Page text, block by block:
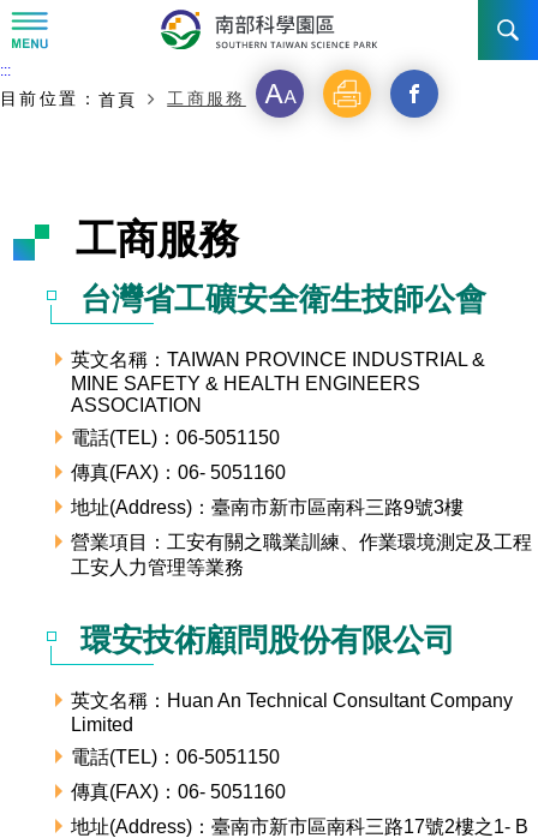
訊息公告
新聞資料專區
招標資訊
園區電子看板專區
發展沿革
局長電子信箱
組織法
組織架構
組織職掌
管理局位置
施政主軸
年度工作展望
國家科學及技術委員會重大政策
廉政園地
工作職掌與聯絡管道
廉政反貪、防貪專區
廉政資訊
公職人員及關係人補助交易身分關係公開專區
機關採購廉政平臺
獲獎記錄
檔案應用專區
檔案應用服務須知
檔案應用及宣導活動
檔案教育訓練及標竿學習
WebMail(新)
認識園區
臺南園區
競爭優勢
土地規劃
水電供應
園區土地廠房宿舍出租資訊
園區資源再生中心
污水處理廠
簡介
競爭優勢
土地規劃
水電供應
園區土地廠房宿舍出租資訊
污水處理廠
橋頭園區
競爭優勢
土地規劃
水電供應
園區土地廠房宿舍出租資訊
污水處理廠
新設園區
交通資訊
機構及廠商名錄
廠商名錄
園區公會資訊
研究機構
育成中心
文化藝術
公共藝術
考古遺址
南科新港堂
園區生活
生活服務
園區宿舍簡介
創新創業
南科AI_ROBOT自造基地
永續園區
工商服務
申請流程及表單
入區申辦流程
申辦案件處理時限
投資業務
工商業務
通關業務
工安管理
環保管理
相關費用
園區事業管理費
土地及廠房租賃
宿舍租金費用
污水費
廢棄物清除處理費
科學園區廠商服務網
園區課程及獎補助計畫
園區培訓課程
科學園區人才培育補助計畫
新興科技應用計畫
敦親睦鄰經費補助
園區參訪申請
性平專區
園區廠商採購資訊
主要內容開始
:::
目前位置： 首頁 工商服務 字 列 另
視
_
工商服務
台灣省工礦安全衛生技師公會
英文名稱：TAIWAN PROVINCE INDUSTRIAL &
MINE SAFETY & HEALTH ENGINEERS
ASSOCIATION
電話(TEL)：06-5051150
傳真(FAX)：06- 5051160
地址(Address)：臺南市新市區南科三路9號3樓
營業項目：工安有關之職業訓練、作業環境測定及工程
工安人力管理等業務
環安技術顧問股份有限公司
英文名稱：Huan An Technical Consultant Company
Limited
電話(TEL)：06-5051150
傳真(FAX)：06- 5051160
地址(Address)：臺南市新市區南科三路17號2樓之1- B